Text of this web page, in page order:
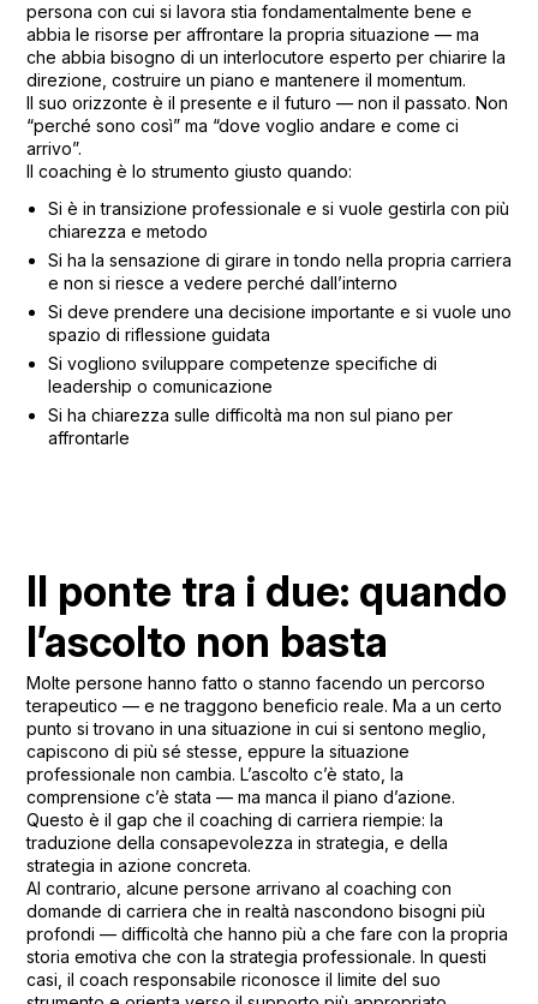
persona con cui si lavora stia fondamentalmente bene e
abbia le risorse per affrontare la propria situazione — ma
che abbia bisogno di un interlocutore esperto per chiarire la
direzione, costruire un piano e mantenere il momentum.
Il suo orizzonte è il presente e il futuro — non il passato. Non
“perché sono così” ma “dove voglio andare e come ci
arrivo”.
Il coaching è lo strumento giusto quando:
Si è in transizione professionale e si vuole gestirla con più
chiarezza e metodo
Si ha la sensazione di girare in tondo nella propria carriera
e non si riesce a vedere perché dall’interno
Si deve prendere una decisione importante e si vuole uno
spazio di riflessione guidata
Si vogliono sviluppare competenze specifiche di
leadership o comunicazione
Si ha chiarezza sulle difficoltà ma non sul piano per
affrontarle
Il ponte tra i due: quando
l’ascolto non basta
Molte persone hanno fatto o stanno facendo un percorso
terapeutico — e ne traggono beneficio reale. Ma a un certo
punto si trovano in una situazione in cui si sentono meglio,
capiscono di più sé stesse, eppure la situazione
professionale non cambia. L’ascolto c’è stato, la
comprensione c’è stata — ma manca il piano d’azione.
Questo è il gap che il coaching di carriera riempie: la
traduzione della consapevolezza in strategia, e della
strategia in azione concreta.
Al contrario, alcune persone arrivano al coaching con
domande di carriera che in realtà nascondono bisogni più
profondi — difficoltà che hanno più a che fare con la propria
storia emotiva che con la strategia professionale. In questi
casi, il coach responsabile riconosce il limite del suo